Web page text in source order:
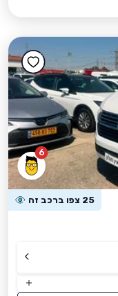
6
25 צפו ברכב זה